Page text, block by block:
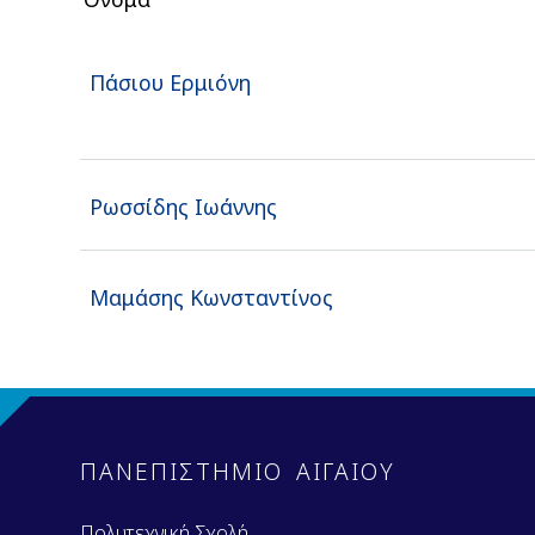
Πάσιου Ερμιόνη
Ρωσσίδης Ιωάννης
Μαμάσης Κωνσταντίνος
ΠΑΝΕΠΙΣΤΗΜΙΟ ΑΙΓΑΙΟΥ